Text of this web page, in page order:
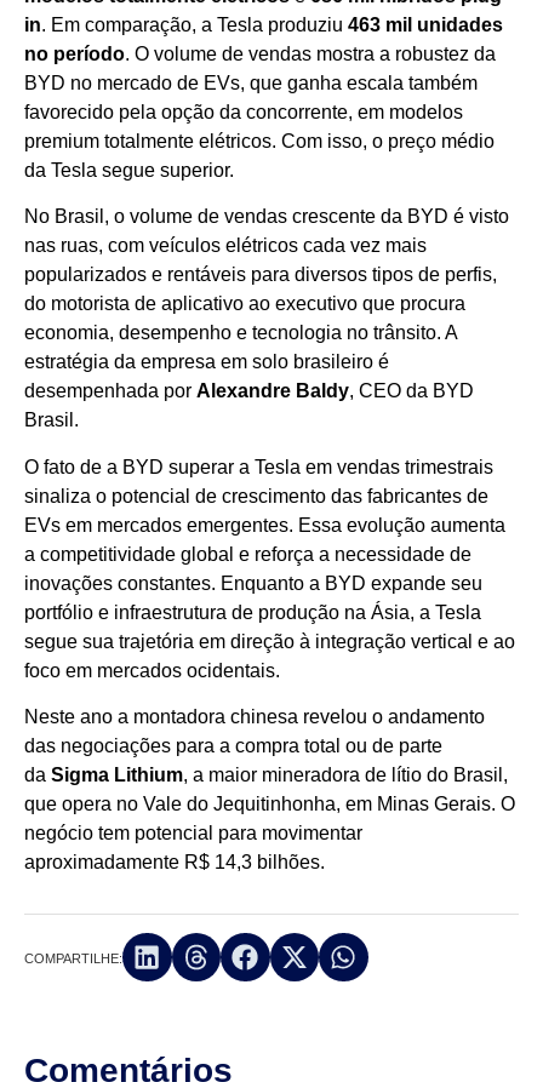
in. Em comparação, a Tesla produziu 463 mil unidades
no período. O volume de vendas mostra a robustez da
BYD no mercado de EVs, que ganha escala também
favorecido pela opção da concorrente, em modelos
premium totalmente elétricos. Com isso, o preço médio
da Tesla segue superior.
No Brasil, o volume de vendas crescente da BYD é visto
nas ruas, com veículos elétricos cada vez mais
popularizados e rentáveis para diversos tipos de perfis,
do motorista de aplicativo ao executivo que procura
economia, desempenho e tecnologia no trânsito. A
estratégia da empresa em solo brasileiro é
desempenhada por Alexandre Baldy, CEO da BYD
Brasil.
O fato de a BYD superar a Tesla em vendas trimestrais
sinaliza o potencial de crescimento das fabricantes de
EVs em mercados emergentes. Essa evolução aumenta
a competitividade global e reforça a necessidade de
inovações constantes. Enquanto a BYD expande seu
portfólio e infraestrutura de produção na Ásia, a Tesla
segue sua trajetória em direção à integração vertical e ao
foco em mercados ocidentais.
Neste ano a montadora chinesa revelou o andamento
das negociações para a compra total ou de parte
da Sigma Lithium, a maior mineradora de lítio do Brasil,
que opera no Vale do Jequitinhonha, em Minas Gerais. O
negócio tem potencial para movimentar
aproximadamente R$ 14,3 bilhões.
COMPARTILHE:
Comentários